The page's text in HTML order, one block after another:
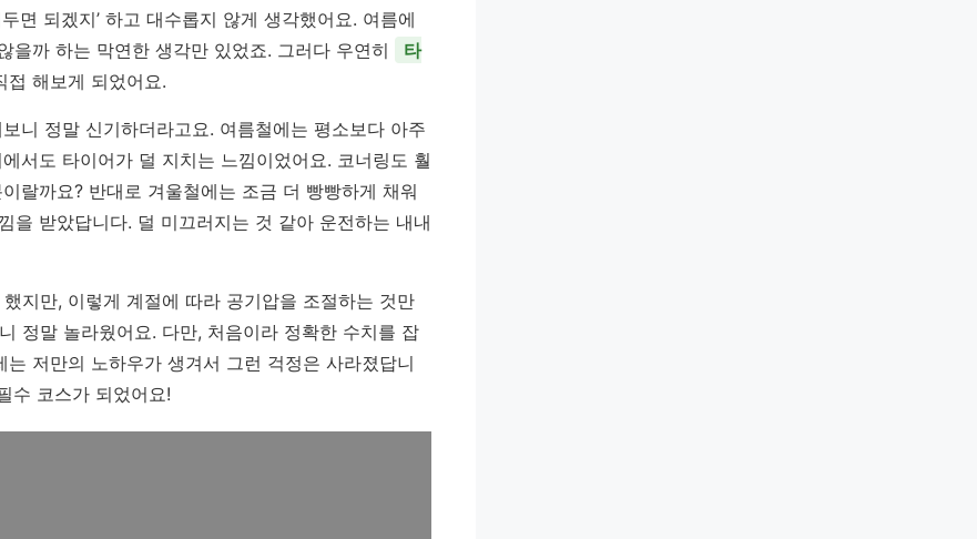
면 되겠지’ 하고 대수롭지 않게 생각했어요. 여름에
을까 하는 막연한 생각만 있었죠. 그러다 우연히
타
접 해보게 되었어요.
니 정말 신기하더라고요. 여름철에는 평소보다 아주
서도 타이어가 덜 지치는 느낌이었어요. 코너링도 훨
랄까요? 반대로 겨울철에는 조금 더 빵빵하게 채워
을 받았답니다. 덜 미끄러지는 것 같아 운전하는 내내
지만, 이렇게 계절에 따라 공기압을 조절하는 것만
정말 놀라웠어요. 다만, 처음이라 정확한 수치를 잡
저만의 노하우가 생겨서 그런 걱정은 사라졌답니
수 코스가 되었어요!